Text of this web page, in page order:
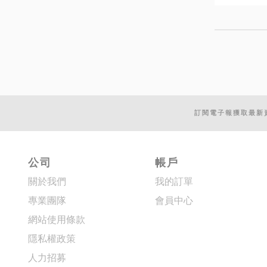
訂閱電子報獲取最新
公司
關於我們
專業團隊
網站使用條款
隱私權政策
人力招募
帳戶
我的訂單
會員中心